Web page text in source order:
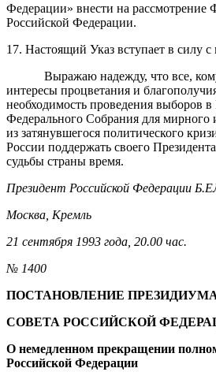
Федерации» внести на рассмотрение
Российской Федерации.
17. Настоящий Указ вступает в силу
Выражаю надежду, что все, кому
интересы процветания и
необходимость проведения выборов
Федерального Собрания для мирного
из затянувшегося политического
России поддержать своего
судьбы страны время.
Президент Российской Федерации
Москва, Кремль
21 сентября 1993 года, 20.00 час.
№ 1400
ПОСТАНОВЛЕНИЕ
СОВЕТА РОССИЙСКОЙ
О немедленном прекращении
Российской Федерации